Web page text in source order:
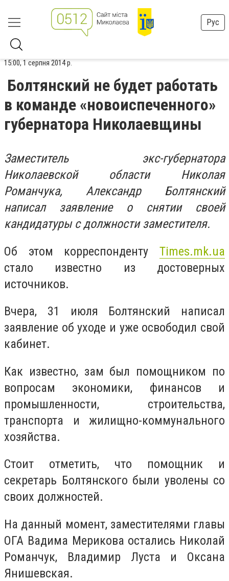
Рус
15:00, 1 серпня 2014 р.
Болтянский не будет работать
в команде «новоиспеченного»
губернатора Николаевщины
Заместитель экс-губернатора
Николаевской области Николая
Романчука, Александр Болтянский
написал заявление о снятии своей
кандидатуры с должности заместителя.
Об этом корреспонденту Times.mk.ua
стало известно из достоверных
источников.
Вчера, 31 июля Болтянский написал
заявление об уходе и уже освободил свой
кабинет.
Как известно, зам был помощником по
вопросам экономики, финансов и
промышленности, строительства,
транспорта и жилищно-коммунального
хозяйства.
Стоит отметить, что помощник и
секретарь Болтянского были уволены со
своих должностей.
На данный момент, заместителями главы
ОГА Вадима Мерикова остались Николай
Романчук, Владимир Луста и Оксана
Янишевская.